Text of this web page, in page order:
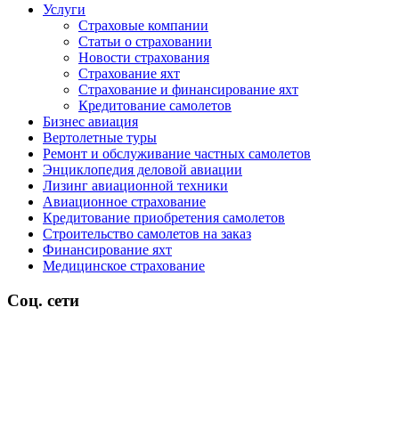
Услуги
Страховые компании
Статьи о страховании
Новости страхования
Страхование яхт
Страхование и финансирование яхт
Кредитование самолетов
Бизнес авиация
Вертолетные туры
Ремонт и обслуживание частных самолетов
Энциклопедия деловой авиации
Лизинг авиационной техники
Авиационное страхование
Кредитование приобретения самолетов
Строительство самолетов на заказ
Финансирование яхт
Медицинское страхование
Соц. сети